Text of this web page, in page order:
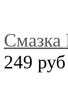
249 руб